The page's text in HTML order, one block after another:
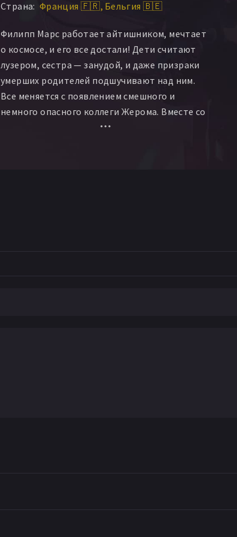
Страна: Франция 🇫🇷 Бельгия 🇧🇪
Филипп Марс работает айтишником, мечтает
о космосе, и его все достали! Дети считают
лузером, сестра — занудой, и даже призраки
умерших родителей подшучивают над ним.
Все меняется с появлением смешного и
немного опасного коллеги Жерома. Вместе со
своей пассией, сбежавшей из